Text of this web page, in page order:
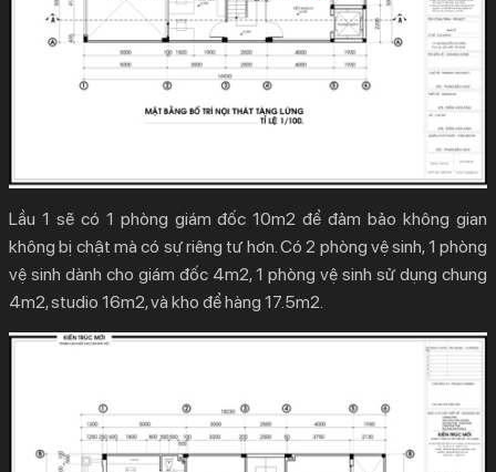
Lầu 1 sẽ có 1 phòng giám đốc 10m2 để đảm bảo không gian
không bị chật mà có sự riêng tư hơn. Có 2 phòng vệ sinh, 1 phòng
vệ sinh dành cho giám đốc 4m2, 1 phòng vệ sinh sử dụng chung
4m2, studio 16m2, và kho để hàng 17.5m2.